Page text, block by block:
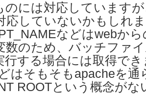
のには対応しています
応していないかもしれ
などはwebか
数のため、バッチファ
行する場合には取得で
はそもそもapacheを通
ROOTという概念がな